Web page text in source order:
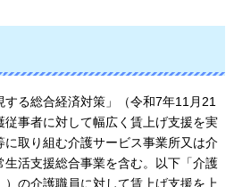
する総合経済対策」（令和7年11月21
従事者に対して幅広く賃上げ支援を実
取り組む介護サービス事業所又は介
活支援総合事業を含む。以下「介護
の介護職員に対して賃上げ支援を上